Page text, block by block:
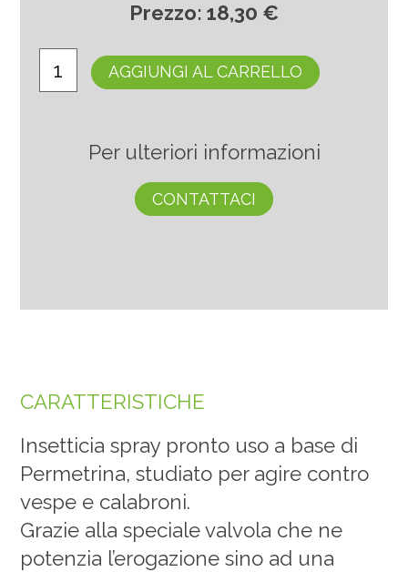
Prezzo: 18,30 €
AGGIUNGI AL CARRELLO
Per ulteriori informazioni
CONTATTACI
CARATTERISTICHE
Insetticia spray pronto uso a base di
Permetrina, studiato per agire contro
vespe e calabroni.
Grazie alla speciale valvola che ne
potenzia l’erogazione sino ad una